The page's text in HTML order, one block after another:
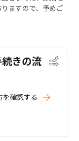
ますので、予めご
きの流
を確認する